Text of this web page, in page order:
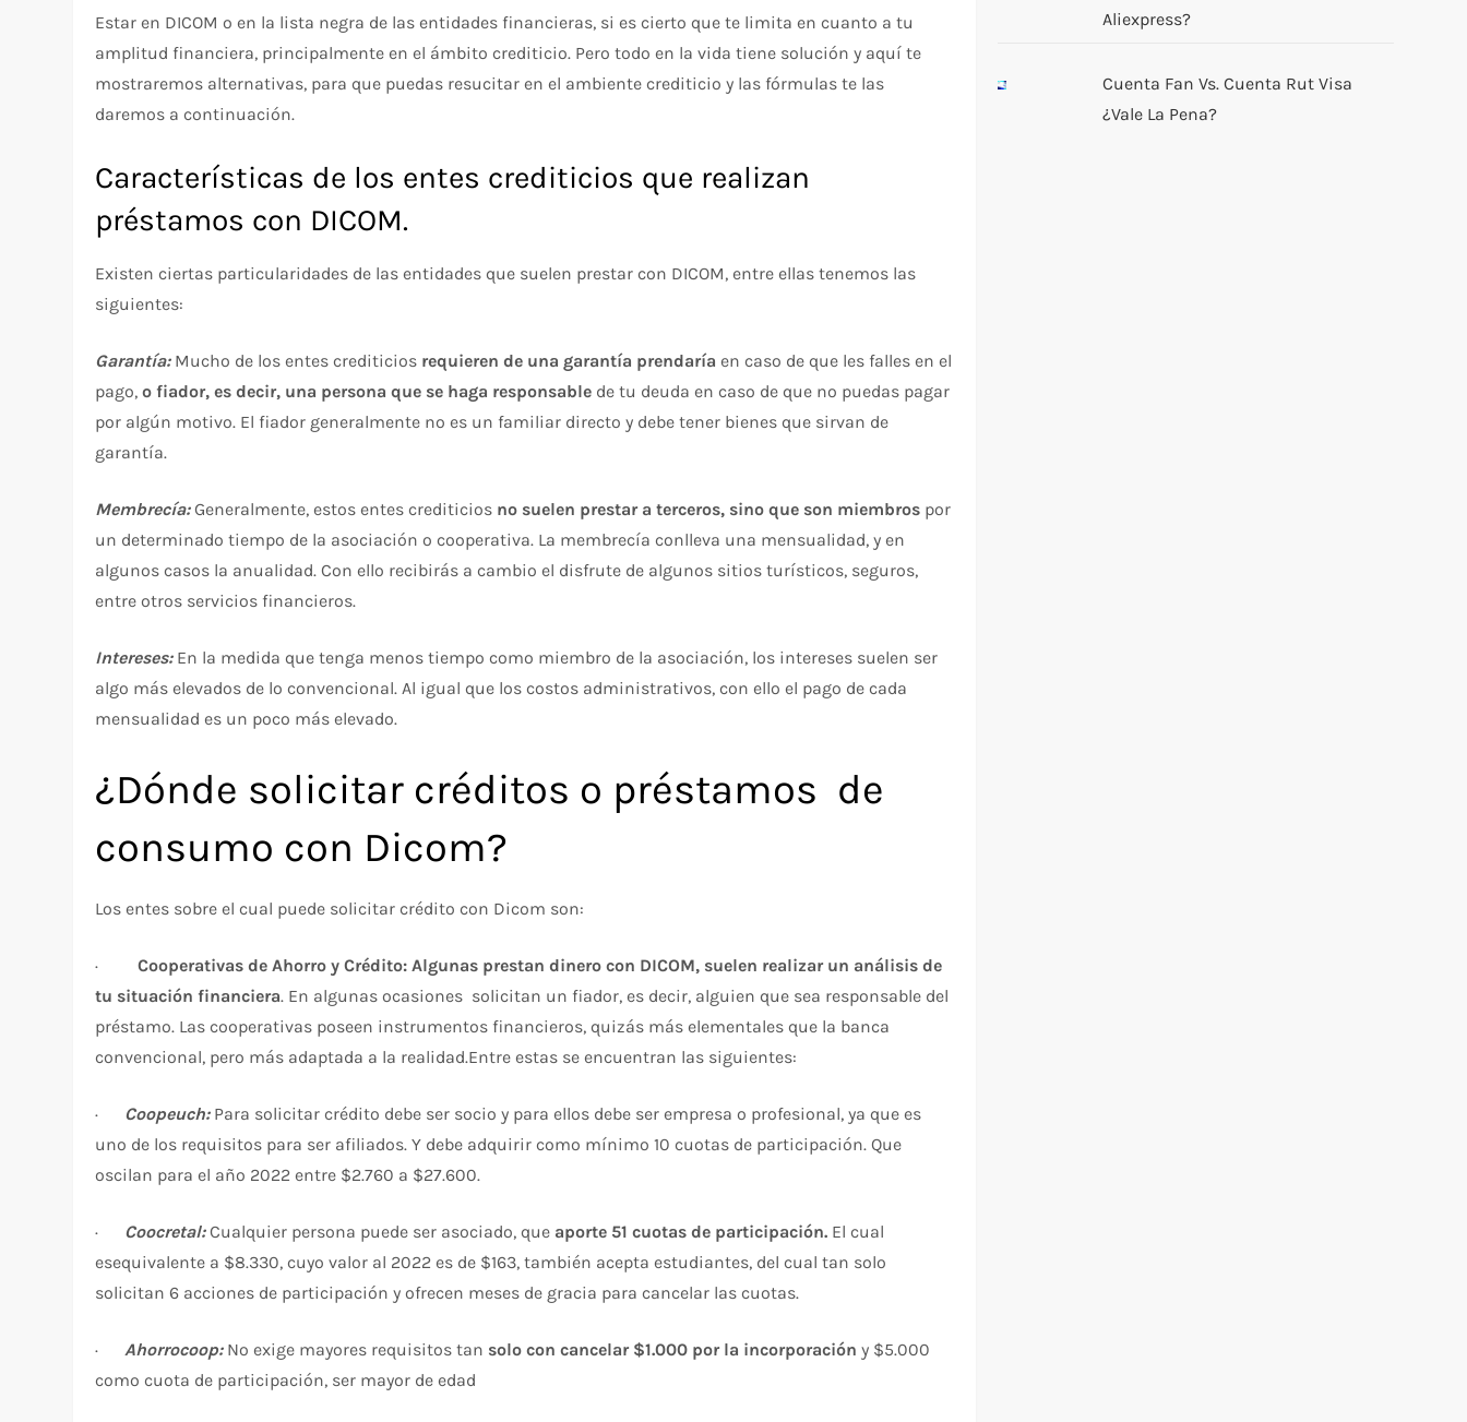
Estar en DICOM o en la lista negra de las entidades financieras, si es cierto que te limita en cuanto a tu
amplitud financiera, principalmente en el ámbito crediticio. Pero todo en la vida tiene solución y aquí te
mostraremos alternativas, para que puedas resucitar en el ambiente crediticio y las fórmulas te las
daremos a continuación.
Características de los entes crediticios que realizan
préstamos con DICOM.
Existen ciertas particularidades de las entidades que suelen prestar con DICOM, entre ellas tenemos las
siguientes:
Garantía:Mucho de los entes crediticios requieren de una garantía prendaría en caso de que les falles en el
pago,o fiador, es decir, una persona que se haga responsable de tu deuda en caso de que no puedas pagar
por algún motivo. El fiador generalmente no es un familiar directo y debe tener bienes que sirvan de
garantía.
Membrecía:Generalmente, estos entes crediticios no suelen prestar a terceros, sino que son miembros por
un determinado tiempo de la asociación o cooperativa. La membrecía conlleva una mensualidad, y en
algunos casos la anualidad. Con ello recibirás a cambio el disfrute de algunos sitios turísticos, seguros,
entre otros servicios financieros.
Intereses:En la medida que tenga menos tiempo como miembro de la asociación, los intereses suelen ser
algo más elevados de lo convencional. Al igual que los costos administrativos, con ello el pago de cada
mensualidad es un poco más elevado.
¿Dónde solicitar créditos o préstamos de
consumo con Dicom?
Los entes sobre el cual puede solicitar crédito con Dicom son:
·Cooperativas de Ahorro y Crédito: Algunas prestan dinero con DICOM, suelen realizar un análisis de
tu situación financiera. En algunas ocasiones solicitan un fiador, es decir, alguien que sea responsable del
préstamo. Las cooperativas poseen instrumentos financieros, quizás más elementales que la banca
convencional, pero más adaptada a la realidad.Entre estas se encuentran las siguientes:
· Coopeuch:Para solicitar crédito debe ser socio y para ellos debe ser empresa o profesional, ya que es
uno de los requisitos para ser afiliados. Y debe adquirir como mínimo 10 cuotas de participación. Que
oscilan para el año 2022 entre $2.760 a $27.600.
· Coocretal:Cualquier persona puede ser asociado, que aporte 51 cuotas de participación. El cual
esequivalente a $8.330, cuyo valor al 2022 es de $163, también acepta estudiantes, del cual tan solo
solicitan 6 acciones de participación y ofrecen meses de gracia para cancelar las cuotas.
· Ahorrocoop:No exige mayores requisitos tan solo con cancelar $1.000 por la incorporación y $5.000
como cuota de participación, ser mayor de edad
Aliexpress?
Cuenta Fan Vs. Cuenta Rut Visa
¿Vale La Pena?